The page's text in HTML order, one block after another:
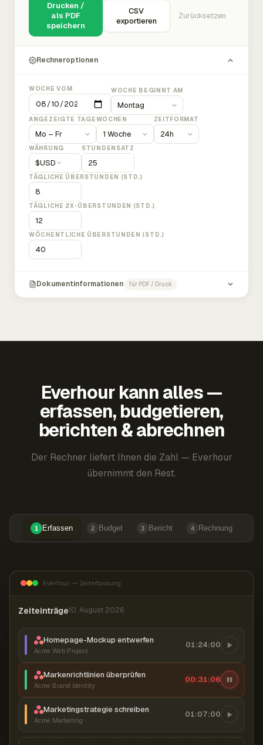
Drucken /
als PDF
speichern
CSV
exportieren
Zurücksetzen
Rechneroptionen
WOCHE VOM WOCHE BEGINNT AM
ANGEZEIGTE TAGEWOCHEN ZEITFORMAT
WÄHRUNG
$USD
STUNDENSATZ
TÄGLICHE ÜBERSTUNDEN (STD.)
TÄGLICHE 2X-ÜBERSTUNDEN (STD.)
WÖCHENTLICHE ÜBERSTUNDEN (STD.)
Dokumentinformationen für PDF / Druck
Everhour kann alles —
erfassen, budgetieren,
berichten & abrechnen
Der Rechner liefert Ihnen die Zahl — Everhour
übernimmt den Rest.
1 Erfassen 2 Budget 3 Bericht 4 Rechnung
Everhour — Zeiterfassung
Zeiteinträge10. August 2026
Homepage-Mockup entwerfen
Acme Web Project
01:24:00
Markenrichtlinien überprüfen
Acme Brand Identity
00:31:07
Marketingstrategie schreiben
Acme Marketing
01:07:00